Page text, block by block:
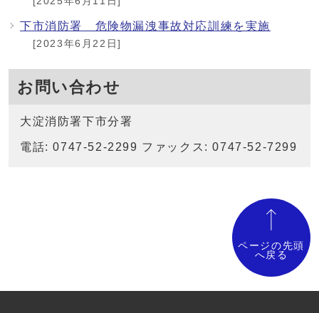
下市消防署 危険物漏洩事故対応訓練を実施
[2023年6月22日]
お問い合わせ
大淀消防署下市分署
電話: 0747-52-2299 ファックス: 0747-52-7299
ページの先頭
へ戻る